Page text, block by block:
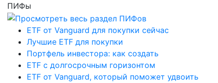
ПИФы
ETF от Vanguard для покупки сейчас
Лучшие ETF для покупки
Портфель инвестора: как создать
ETF с долгосрочным горизонтом
ETF от Vanguard, который поможет удвоить